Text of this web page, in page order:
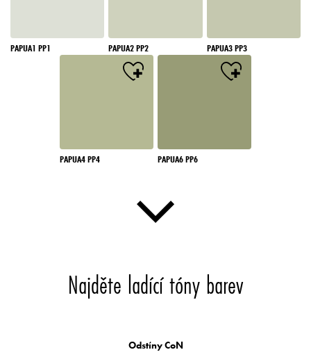
PAPUA1 PP1 PAPUA2 PP2 PAPUA3 PP3
PAPUA4 PP4 PAPUA6 PP6
Najděte ladící tóny barev
Odstíny CoN